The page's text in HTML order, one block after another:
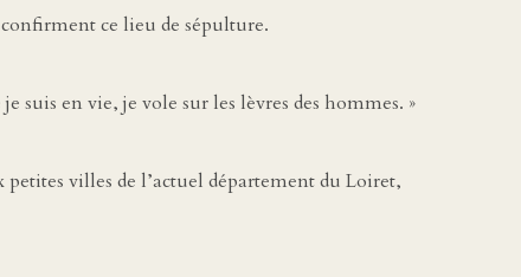
ce lieu de sépulture.
suis en vie, je vole sur les lèvres des hommes. »
petites villes de l’actuel département du Loiret,